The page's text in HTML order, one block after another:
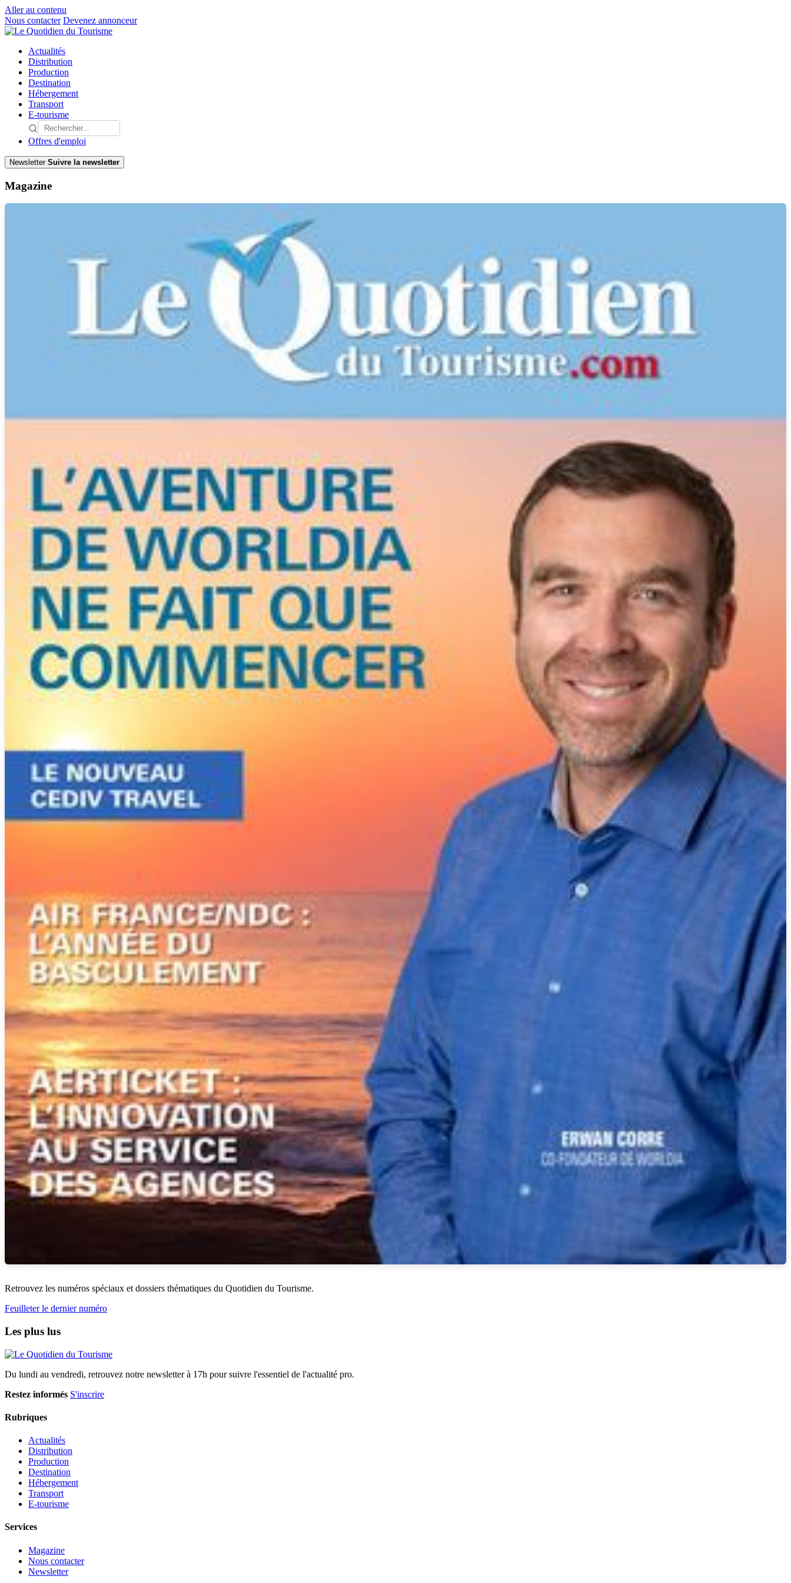
Aller au contenu
Nous contacter Devenez annonceur
Actualités
Distribution
Production
Destination
Hébergement
Transport
E-tourisme
Offres d'emploi
Newsletter Suivre la newsletter
Magazine
Retrouvez les numéros spéciaux et dossiers thématiques du Quotidien du Tourisme.
Feuilleter le dernier numéro
Les plus lus
Du lundi au vendredi, retrouvez notre newsletter à 17h pour suivre l'essentiel de l'actualité pro.
Restez informés S'inscrire
Rubriques
Actualités
Distribution
Production
Destination
Hébergement
Transport
E-tourisme
Services
Magazine
Nous contacter
Newsletter